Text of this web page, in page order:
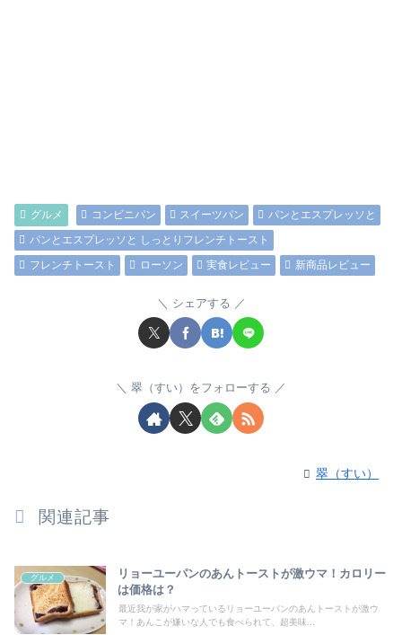
グルメ コンビニパン スイーツパン
パンとエスプレッソと
パンとエスプレッソと しっとりフレンチトースト
フレンチトースト
ローソン 実食レビュー 新商品レビュー
シェアする
翠（すい）をフォローする
翠（すい）
関連記事
グルメ
リョーユーパンのあんトーストが激ウマ！カロリー
は価格は？
最近我が家がハマっているリョーユーパンのあんトーストが激ウ
マ！あんこが嫌いな人でも食べられて、超美味...